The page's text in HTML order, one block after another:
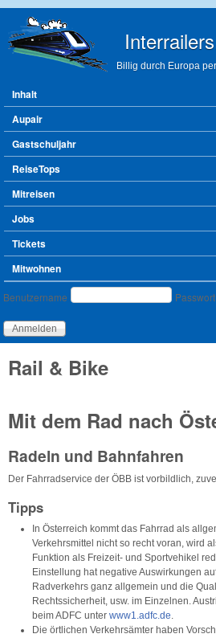
Billig durch Europa
Hauptmenü
Inhalt
Aupair
Gastschuljahr
ReiseTops
Mitreisen
Jobs
Tickets
Mitwohnen
Benutzeranmeldung
Benutzername Passwort
Rail & Bike
Mit dem Rad nach
Radeln und Bahnfahren
Der Fahrradservice der ÖBB ist vorbildlich,
Tipps
In Österreich kommt das Fahrrad als
Verkehrsmittel nicht so recht voran, wird
Funktion als Freizeit- und Sportvehikel
Einstellung hat negative Auswirkungen
Radverkehrs ganz allgemein und die
Rechtssicherheit, usw. im Einzelnen.
beim ADFC unter www1.adfc.de.
Die örtlichen Verkehrsämter haben